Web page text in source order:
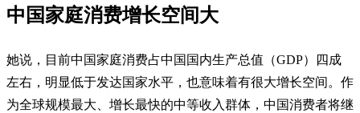
中国家庭消费增长空间大
她说，目前中国家庭消费占中国国内生产总值（GDP）四成
左右，明显低于发达国家水平，也意味着有很大增长空间。作
为全球规模最大、增长最快的中等收入群体，中国消费者将继